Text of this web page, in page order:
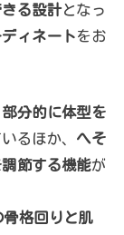
る設計となっ
ィネートをお
部分的に体型を
るほか、 へそ
節する機能が
格回りと肌